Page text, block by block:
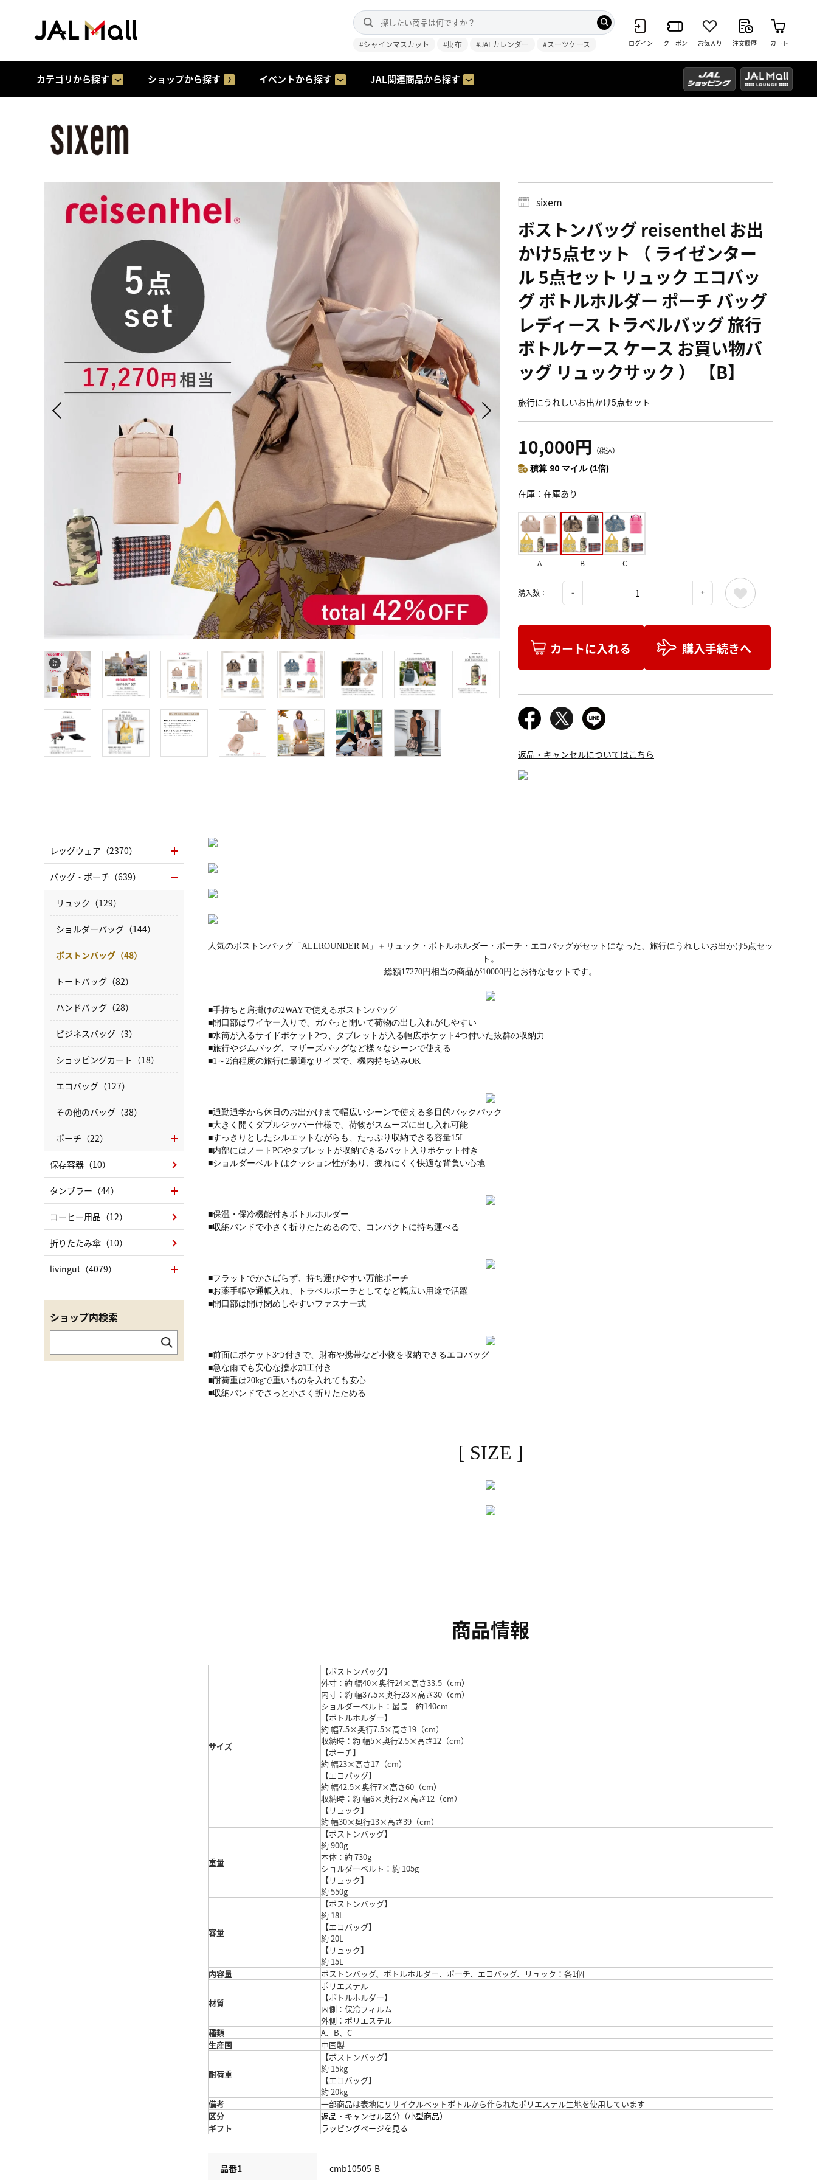
#シャインマスカット #財布 #JALカレンダー #スーツケース ログイン クーポン お気入り 注文履歴 カート
カテゴリから探す ショップから探す イベントから探す JAL関連商品から探す
sixem
ボストンバッグ reisenthel お出
かけ5点セット （ ライゼンター
ル 5点セット リュック エコバッ
グ ボトルホルダー ポーチ バッグ
レディース トラベルバッグ 旅行
ボトルケース ケース お買い物バ
ッグ リュックサック ） 【B】
旅行にうれしいお出かけ5点セット
10,000円 （税込）
積算 90 マイル (1倍)
在庫 在庫あり
A B C
購入数：
カートに入れる 購入手続きへ
返品・キャンセルについてはこちら
人気のボストンバッグ「ALLROUNDER M」＋リュック・ボトルホルダー・ポーチ・エコバッグがセットになった、旅行にうれしいお出かけ5点セッ
ト。
総額17270円相当の商品が10000円とお得なセットです。
■手持ちと肩掛けの2WAYで使えるボストンバッグ
■開口部はワイヤー入りで、ガバっと開いて荷物の出し入れがしやすい
■水筒が入るサイドポケット2つ、タブレットが入る幅広ポケット4つ付いた抜群の収納力
■旅行やジムバッグ、マザーズバッグなど様々なシーンで使える
■1～2泊程度の旅行に最適なサイズで、機内持ち込みOK
■通勤通学から休日のお出かけまで幅広いシーンで使える多目的バックパック
■大きく開くダブルジッパー仕様で、荷物がスムーズに出し入れ可能
■すっきりとしたシルエットながらも、たっぷり収納できる容量15L
■内部にはノートPCやタブレットが収納できるパット入りポケット付き
■ショルダーベルトはクッション性があり、疲れにくく快適な背負い心地
■保温・保冷機能付きボトルホルダー
■収納バンドで小さく折りたためるので、コンパクトに持ち運べる
■フラットでかさばらず、持ち運びやすい万能ポーチ
■お薬手帳や通帳入れ、トラベルポーチとしてなど幅広い用途で活躍
■開口部は開け閉めしやすいファスナー式
■前面にポケット3つ付きで、財布や携帯など小物を収納できるエコバッグ
■急な雨でも安心な撥水加工付き
■耐荷重は20kgで重いものを入れても安心
■収納バンドでさっと小さく折りたためる
[ SIZE ]
商品情報
サイズ
【ボストンバッグ】
外寸：約 幅40×奥行24×高さ33.5（cm）
内寸：約 幅37.5×奥行23×高さ30（cm）
ショルダーベルト：最長 約140cm
【ボトルホルダー】
約 幅7.5×奥行7.5×高さ19（cm）
収納時：約 幅5×奥行2.5×高さ12（cm）
【ポーチ】
約 幅23×高さ17（cm）
【エコバッグ】
約 幅42.5×奥行7×高さ60（cm）
収納時：約 幅6×奥行2×高さ12（cm）
【リュック】
約 幅30×奥行13×高さ39（cm）
重量
【ボストンバッグ】
約 900g
本体：約 730g
ショルダーベルト：約 105g
【リュック】
約 550g
容量
【ボストンバッグ】
約 18L
【エコバッグ】
約 20L
【リュック】
約 15L
内容量
ボストンバッグ、ボトルホルダー、ポーチ、エコバッグ、リュック：各1個
材質
ポリエステル
【ボトルホルダー】
内側：保冷フィルム
外側：ポリエステル
種類
A、B、C
生産国
中国製
耐荷重
【ボストンバッグ】
約 15kg
【エコバッグ】
約 20kg
備考
一部商品は表地にリサイクルペットボトルから作られたポリエステル生地を使用しています
区分
返品・キャンセル区分（小型商品）
ギフト
ラッピングページを見る
品番1 cmb10505-B
レッグウェア（2370）
バッグ・ポーチ（639）
リュック（129）
ショルダーバッグ（144）
ボストンバッグ（48）
トートバッグ（82）
ハンドバッグ（28）
ビジネスバッグ（3）
ショッピングカート（18）
エコバッグ（127）
その他のバッグ（38）
ポーチ（22）
保存容器（10）
タンブラー（44）
コーヒー用品（12）
折りたたみ傘（10）
livingut（4079）
ショップ内検索